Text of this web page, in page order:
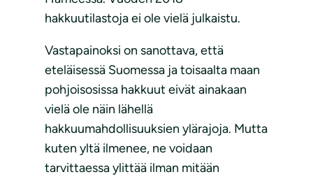
hakkuutilastoja ei ole vielä julkaistu.
Vastapainoksi on sanottava, että
eteläisessä Suomessa ja toisaalta maan
pohjoisosissa hakkuut eivät ainakaan
vielä ole näin lähellä
hakkuumahdollisuuksien ylärajoja. Mutta
kuten yltä ilmenee, ne voidaan
tarvittaessa ylittää ilman mitään